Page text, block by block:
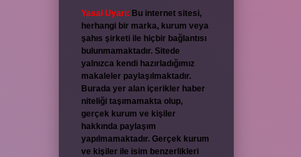
Yasal Uyarı: Bu internet sitesi,
herhangi bir marka, kurum veya
şahıs şirketi ile hiçbir bağlantısı
bulunmamaktadır. Sitede
yalnızca kendi hazırladığımız
makaleler paylaşılmaktadır.
Burada yer alan içerikler haber
niteliği taşımamakta olup,
gerçek kurum ve kişiler
hakkında paylaşım
yapılmamaktadır. Gerçek kurum
ve kişiler ile isim benzerlikleri